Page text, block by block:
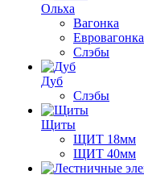
Ольха
Вагонка
Евровагонка
Слэбы
Дуб
Слэбы
Щиты
ЩИТ 18мм
ЩИТ 40мм